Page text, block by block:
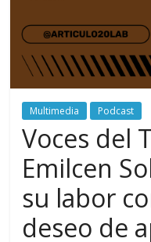
Multimedia Podcast
Voces del
Emilcen
su labor
deseo de